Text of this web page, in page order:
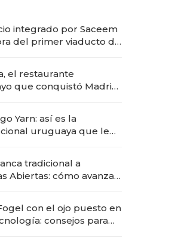
integrado por Saceem
del primer viaducto de
el restaurante
que conquistó Madrid:
y prepara apertura
Yarn: así es la
uruguaya que le
tradicional a
Abiertas: cómo avanza
con el ojo puesto en
consejos para